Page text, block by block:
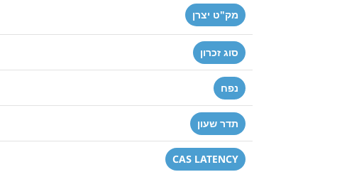
מק"ט יצרן
סוג זכרון
נפח
תדר שעון
CAS LATENCY